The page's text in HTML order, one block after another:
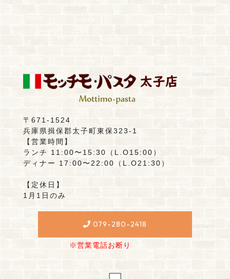
〒671-1524
兵庫県揖保郡太子町東保323-1
【営業時間】
ランチ 11:00〜15:30（L.O15:00）
ディナー 17:00〜22:00（L.O21:30）
【定休日】
1月1日のみ
079-280-2418
※営業電話お断り